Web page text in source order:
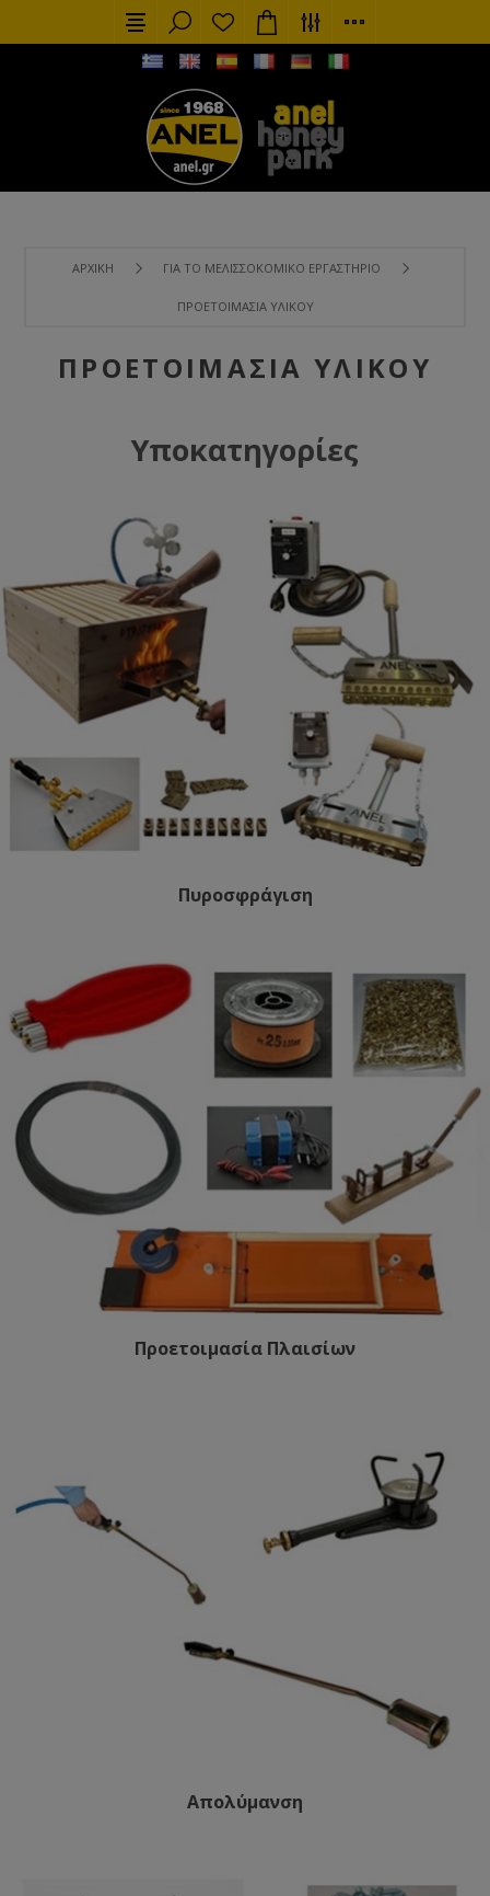
ΑΡΧΙΚΉ ΓΙΑ ΤΟ ΜΕΛΙΣΣΟΚΟΜΙΚΌ ΕΡΓΑΣΤΉΡΙΟ
ΠΡΟΕΤΟΙΜΑΣΊΑ ΥΛΙΚΟΎ
ΠΡΟΕΤΟΙΜΑΣΊΑ ΥΛΙΚΟΎ
Υποκατηγορίες
Πυροσφράγιση
Προετοιμασία Πλαισίων
Απολύμανση